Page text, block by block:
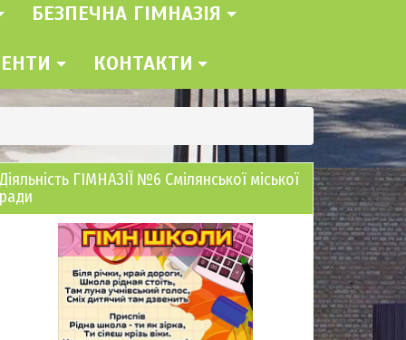
БЕЗПЕЧНА ГІМНАЗІЯ
КОНТАКТИ
Діяльність ГІМНАЗІЇ №6 Смілянської міської
ради